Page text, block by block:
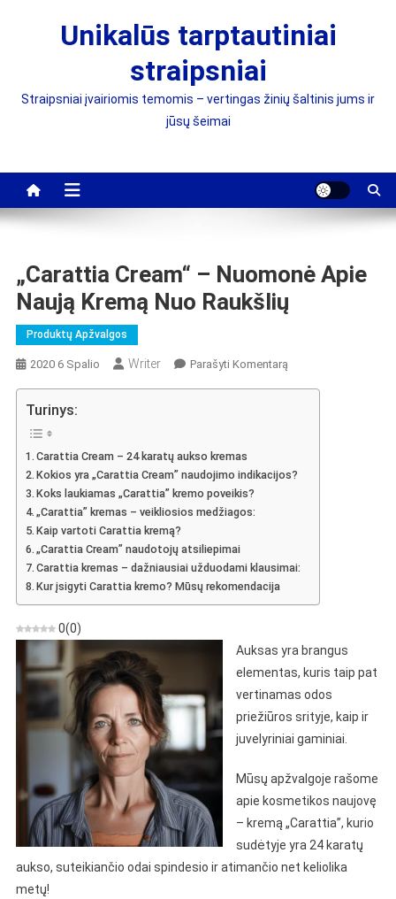
Unikalūs tarptautiniai
straipsniai
Straipsniai įvairiomis temomis – vertingas žinių šaltinis jums ir
jūsų šeimai
„Carattia Cream“ – Nuomonė Apie
Naują Kremą Nuo Raukšlių
Produktų Apžvalgos
2020 6 Spalio Writer Parašyti KomentarąOn
Turinys:
Carattia Cream – 24 karatų aukso kremas
Kokios yra „Carattia Cream” naudojimo indikacijos?
Koks laukiamas „Carattia” kremo poveikis?
„Carattia” kremas – veikliosios medžiagos:
Kaip vartoti Carattia kremą?
„Carattia Cream” naudotojų atsiliepimai
Carattia kremas – dažniausiai užduodami klausimai:
Kur įsigyti Carattia kremo? Mūsų rekomendacija
0(0)
Auksas yra brangus
elementas, kuris taip pat
vertinamas odos
priežiūros srityje, kaip ir
juvelyriniai gaminiai.
Mūsų apžvalgoje rašome
apie kosmetikos naujovę
– kremą „Carattia”, kurio
sudėtyje yra 24 karatų
aukso, suteikiančio odai spindesio ir atimančio net keliolika
metų!